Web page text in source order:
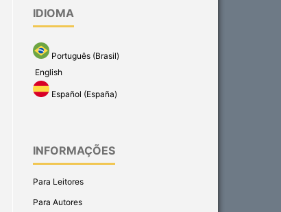
IDIOMA
Português (Brasil)
English
Español (España)
INFORMAÇÕES
Para Leitores
Para Autores